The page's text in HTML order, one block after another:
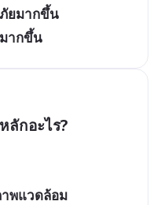
ยมากขึ้น
มากขึ้น
ลักอะไร?
พแวดล้อม